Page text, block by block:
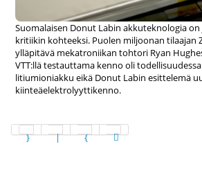
Suomalaisen Donut Labin akkuteknologia
kritiikin kohteeksi. Puolen miljoonan tilaajan
ylläpitävä mekatroniikan tohtori Ryan
VTT:llä testauttama kenno oli
litiumioniakku eikä Donut Labin esittelemä
kiinteäelektrolyyttikenno.